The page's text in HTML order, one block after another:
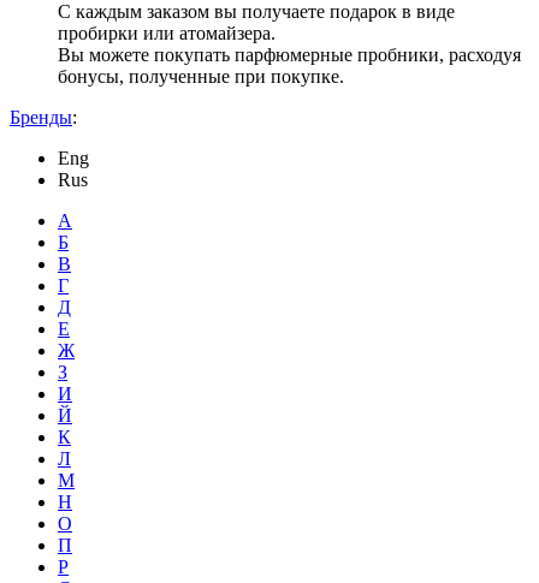
С каждым заказом вы получаете подарок в виде
пробирки или атомайзера.
Вы можете покупать парфюмерные пробники, расходуя
бонусы, полученные при покупке.
Бренды:
Eng
Rus
А
Б
В
Г
Д
Е
Ж
З
И
Й
К
Л
М
Н
О
П
Р